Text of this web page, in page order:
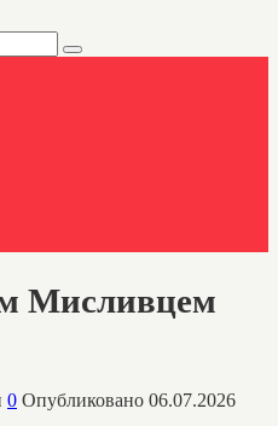
Мисливцем
0 Опубликовано 06.07.2026